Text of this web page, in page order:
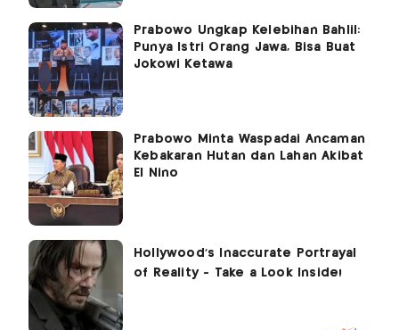
Prabowo Ungkap Kelebihan Bahlil:
Punya Istri Orang Jawa, Bisa Buat
Jokowi Ketawa
Prabowo Minta Waspadai Ancaman
Kebakaran Hutan dan Lahan Akibat
El Nino